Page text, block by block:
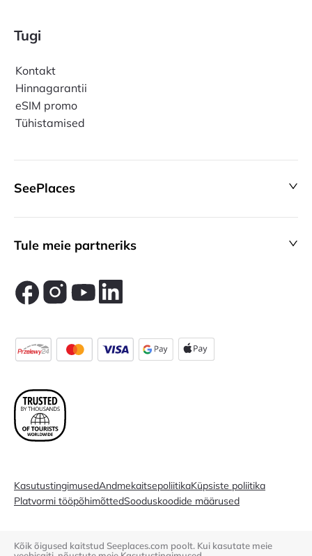
Tugi
Kontakt
Hinnagarantii
eSIM promo
Tühistamised
SeePlaces
Tule meie partneriks
KasutustingimusedAndmekaitsepoliitikaKüpsiste poliitika
Platvormi tööpõhimõttedSooduskoodide määrused
Kõik õigused kaitstud Seeplaces.com poolt. Kui kasutate meie